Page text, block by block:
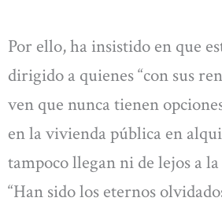
Por ello, ha insistido en que
dirigido a quienes “con sus
ven que nunca tienen
en la vivienda pública en
tampoco llegan ni de lejos a
“Han sido los eternos